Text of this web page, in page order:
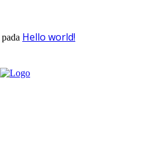
pada Hello world!